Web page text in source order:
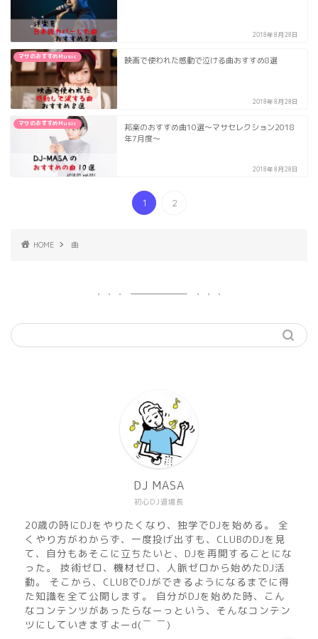
2018年8月28日
マサのおすすめMusic 映画で使われた感動で泣ける曲おすすめ8選
2018年8月28日
マサのおすすめMusic
邦楽のおすすめ曲10選〜マサセレクション2018
年7月度〜
2018年8月28日
1 2
HOME 曲
初心DJ道場長
DJ MASA
20歳の時にDJをやりたくなり、独学でDJを始める。 全
くやり方がわからず、一度投げ出すも、CLUBのDJを見
て、自分もあそこに立ちたいと、DJを再開することにな
った。 技術ゼロ、機材ゼロ、人脈ゼロから始めたDJ活
動。 そこから、CLUBでDJができるようになるまでに得
た知識を全て公開します。 自分がDJを始めた時、こん
なコンテンツがあったらなーっという、そんなコンテン
ツにしていきますよーd(￣ ￣)
マサのおすすめMusic
DJ MASA Mix